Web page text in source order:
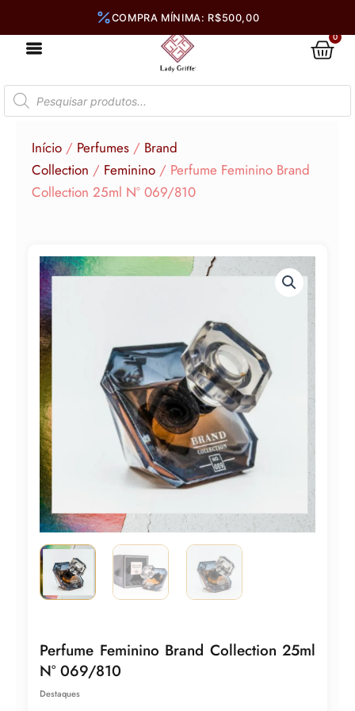
0
Pesquisar
produtos
Início / Perfumes / Brand
Collection / Feminino / Perfume Feminino Brand
Collection 25ml N° 069/810
Perfume Feminino Brand Collection 25ml
N° 069/810
Destaques